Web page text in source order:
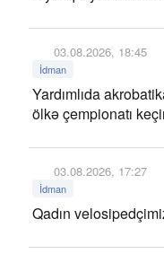
03.08.2026, 18:45
İdman
Yardımlıda
ölkə çempionatı
03.08.2026, 17:27
İdman
Qadın